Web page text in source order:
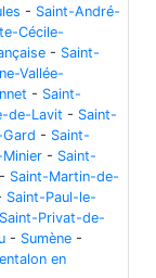
- Saint-André-
Cécile-
- Saint-
Vallée-
- Saint-
de-Lavit - Saint-
- Saint-
- Saint-
- Saint-Martin-de-
Saint-Paul-le-
Saint-Privat-de-
- Sumène -
en